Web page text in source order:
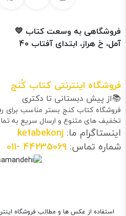
فروشگاهی به وسعت کتاب 💛
آمل، خ هراز، ابتدای آفتاب 40
فروشگاه اینترنتی کتاب کُنج
📚از پیش دبستانی تا دکتری
فروشگاه کتاب کنج بستر مناسب برای
تخفیف های متنوع و ارسال سریع به
اینستاگرام ما: ketabekonj
شماره تماس: 44235069
-011
استفاده از عکس ها و مطالب فروشگاه